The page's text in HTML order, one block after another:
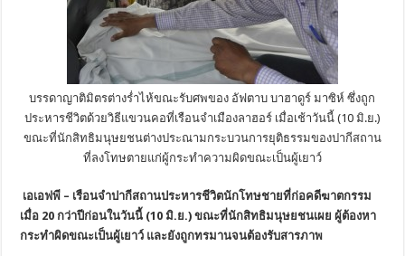
บรรดาญาติมิตรต่างร่ำไห้ขณะรับศพของ อัฟตาบ บาฮาดูร์ มาซิห์ ซึ่งถูก
ประหารชีวิตด้วยวิธีแขวนคอที่เรือนจำเมืองลาฮอร์ เมื่อเช้าวันนี้ (10 มิ.ย.)
ขณะที่นักสิทธิมนุษยชนต่างประณามกระบวนการยุติธรรมของปากีสถาน
ที่ลงโทษตายแก่ผู้กระทำความผิดขณะเป็นผู้เยาว์
เอเอฟพี – เรือนจำปากีสถานประหารชีวิตนักโทษชายที่ก่อคดีฆาตกรรม
เมื่อ 20 กว่าปีก่อนในวันนี้ (10 มิ.ย.) ขณะที่นักสิทธิมนุษยชนเผย ผู้ต้องหา
กระทำผิดขณะเป็นผู้เยาว์ และยังถูกทรมานจนต้องรับสารภาพ